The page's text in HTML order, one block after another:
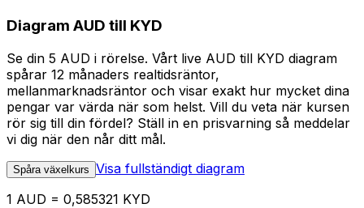
Diagram AUD till KYD
Se din 5 AUD i rörelse. Vårt live AUD till KYD diagram
spårar 12 månaders realtidsräntor,
mellanmarknadsräntor och visar exakt hur mycket dina
pengar var värda när som helst. Vill du veta när kursen
rör sig till din fördel? Ställ in en prisvarning så meddelar
vi dig när den når ditt mål.
Spåra växelkurs Visa fullständigt diagram
1 AUD = 0,585321 KYD